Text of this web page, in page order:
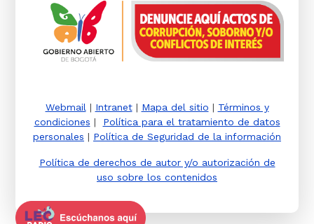
Webmail | Intranet| Mapa del sitio | Términos y
condiciones | Política para el tratamiento de datos
personales | Política de Seguridad de la información
Política de derechos de autor y/o autorización de
uso sobre los contenidos